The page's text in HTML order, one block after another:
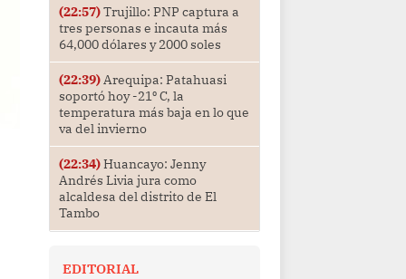
(22:57)Trujillo: PNP captura a
tres personas e incauta más
64,000 dólares y 2000 soles
(22:39)Arequipa: Patahuasi
soportó hoy -21⁰ C, la
temperatura más baja en lo que
va del invierno
(22:34)Huancayo: Jenny
Andrés Livia jura como
alcaldesa del distrito de El
Tambo
EDITORIAL